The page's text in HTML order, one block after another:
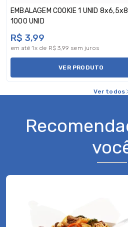
EMBALAGEM COOKIE 1 UNID 8x6,5x8 -
1000 UNID
R$ 3,99
em até 1x de R$ 3,99 sem juros
VER PRODUTO
Ver todos